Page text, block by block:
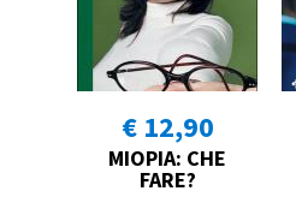
€ 12,90
MIOPIA: CHE
FARE?